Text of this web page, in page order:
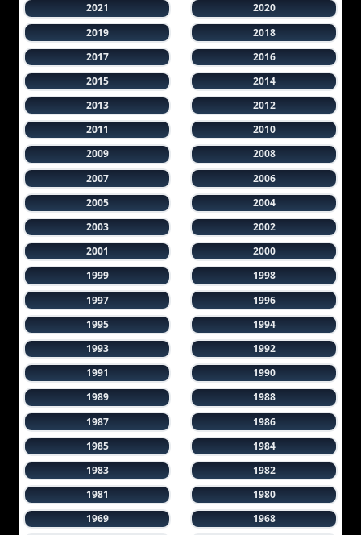
2021
2020
2019
2018
2017
2016
2015
2014
2013
2012
2011
2010
2009
2008
2007
2006
2005
2004
2003
2002
2001
2000
1999
1998
1997
1996
1995
1994
1993
1992
1991
1990
1989
1988
1987
1986
1985
1984
1983
1982
1981
1980
1969
1968